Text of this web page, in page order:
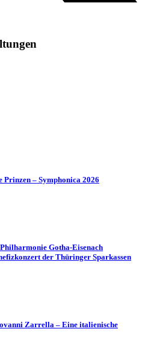
– Symphonica 2026
Gotha-Eisenach
der Thüringer Sparkassen
Zarrella – Eine italienische